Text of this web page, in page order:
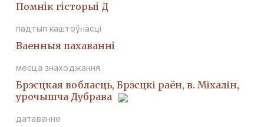
Помнiк гiсторыi Д
падтып каштоўнасці
Ваенныя пахаваннi
месца знаходжання
Брэсцкая вобласць, Брэсцкі раён, в. Міхалін,
урочышча Дубрава
датаванне